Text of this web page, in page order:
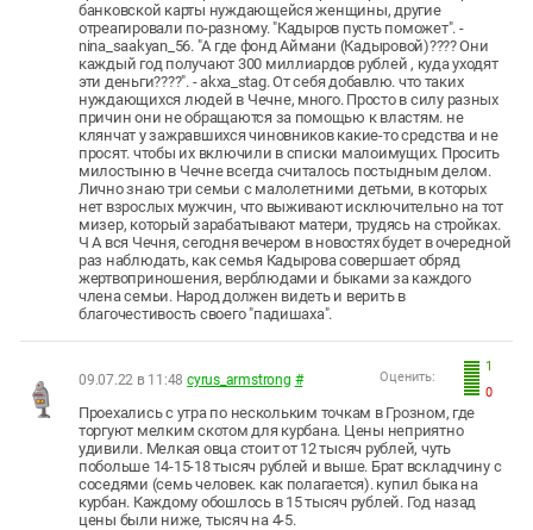
банковской карты нуждающейся женщины, другие
отреагировали по-разному. "Кадыров пусть поможет". -
nina_saakyan_56. "А где фонд Аймани (Кадыровой)???? Они
каждый год получают 300 миллиардов рублей , куда уходят
эти деньги????". - akxa_stag. От себя добавлю. что таких
нуждающихся людей в Чечне, много. Просто в силу разных
причин они не обращаются за помощью к властям. не
клянчат у зажравшихся чиновников какие-то средства и не
просят. чтобы их включили в списки малоимущих. Просить
милостыню в Чечне всегда считалось постыдным делом.
Лично знаю три семьи с малолетними детьми, в которых
нет взрослых мужчин, что выживают исключительно на тот
мизер, который зарабатывают матери, трудясь на стройках.
Ч А вся Чечня, сегодня вечером в новостях будет в очередной
раз наблюдать, как семья Кадырова совершает обряд
жертвоприношения, верблюдами и быками за каждого
члена семьи. Народ должен видеть и верить в
благочестивость своего "падишаха".
1
0
Оценить:
09.07.22 в 11:48 cyrus_armstrong #
Проехались с утра по нескольким точкам в Грозном, где
торгуют мелким скотом для курбана. Цены неприятно
удивили. Мелкая овца стоит от 12 тысяч рублей, чуть
побольше 14-15-18 тысяч рублей и выше. Брат вскладчину с
соседями (семь человек. как полагается). купил быка на
курбан. Каждому обошлось в 15 тысяч рублей. Год назад
цены были ниже, тысяч на 4-5.